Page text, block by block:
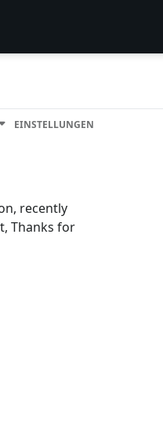
EINSTELLUNGEN
recently
Thanks for